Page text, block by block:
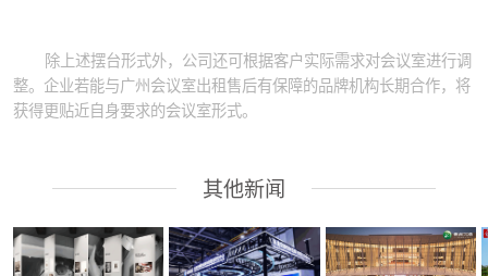
除上述摆台形式外，公司还可根据客户实际需求对会议室进行调
整。企业若能与广州会议室出租售后有保障的品牌机构长期合作，将
获得更贴近自身要求的会议室形式。
其他新闻